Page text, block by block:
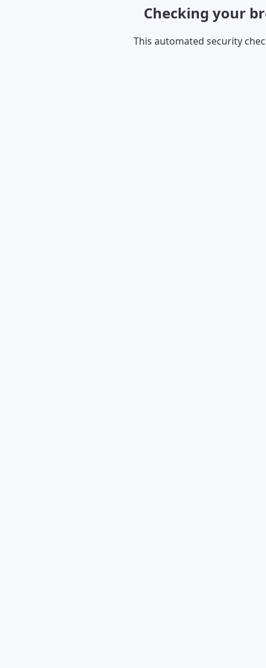
Checking your
This automated security